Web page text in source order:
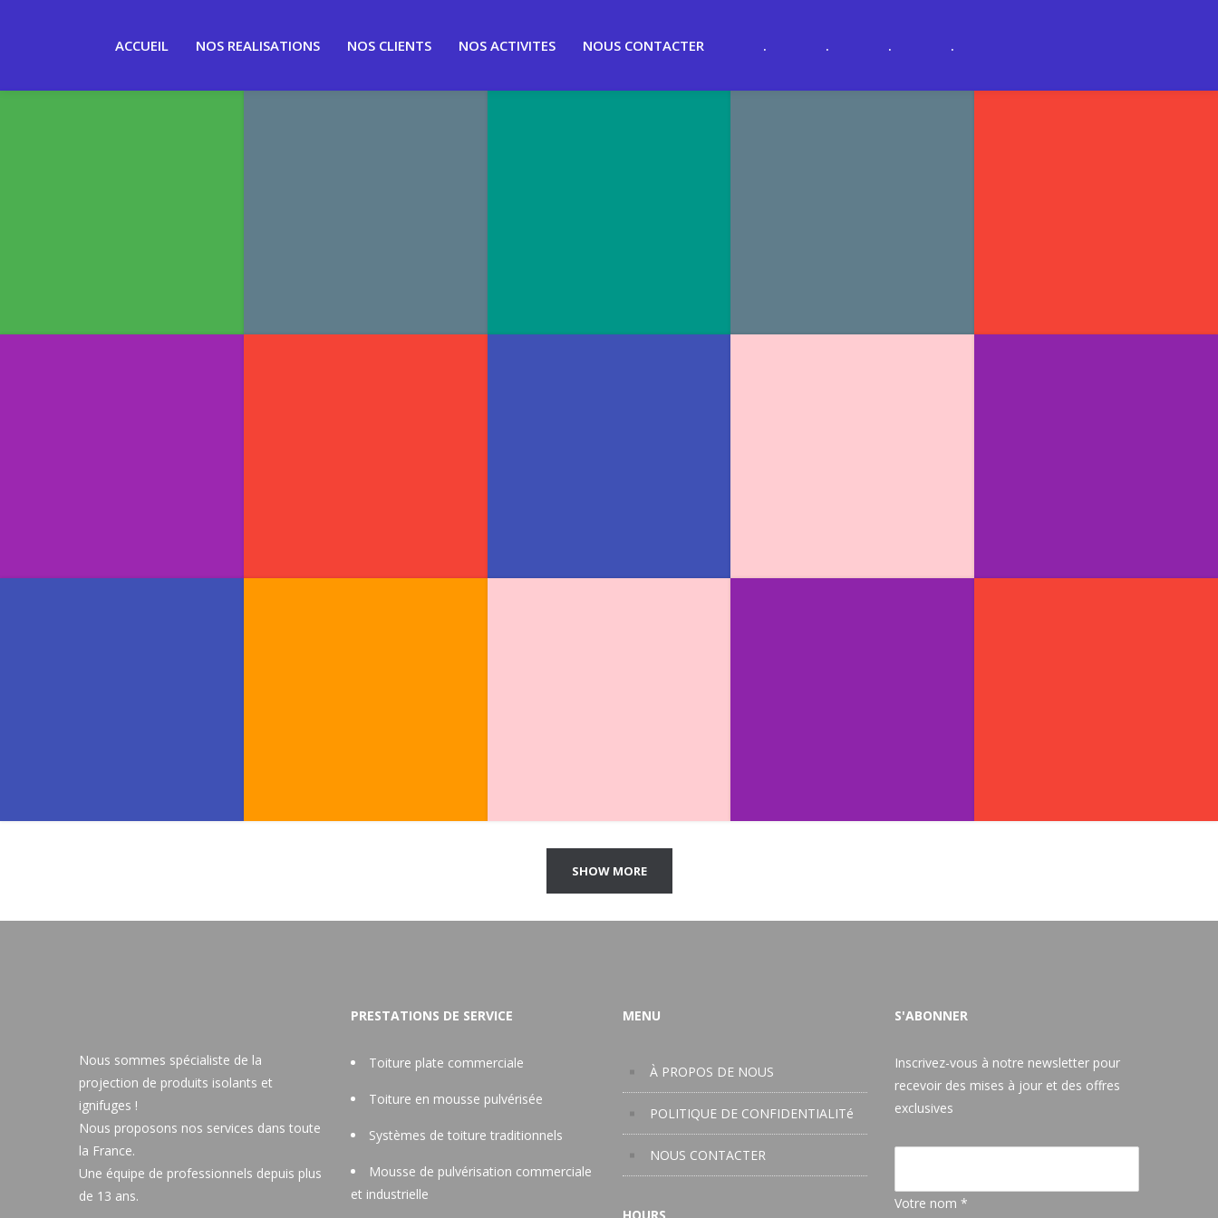
ACCUEIL NOS REALISATIONS NOS CLIENTS NOS ACTIVITES NOUS CONTACTER . . . .
SHOW MORE
Nous sommes spécialiste de la
projection de produits isolants et
ignifuges !
Nous proposons nos services dans toute
la France.
Une équipe de professionnels depuis plus
de 13 ans.
PRESTATIONS DE SERVICE
Toiture plate commerciale
Toiture en mousse pulvérisée
Systèmes de toiture traditionnels
Mousse de pulvérisation commerciale
et industrielle
MENU
À PROPOS DE NOUS
POLITIQUE DE CONFIDENTIALITé
NOUS CONTACTER
S'ABONNER
Inscrivez-vous à notre newsletter pour
recevoir des mises à jour et des offres
exclusives
Votre nom *